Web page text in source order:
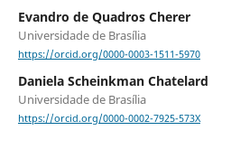
Evandro de Quadros Cherer
Universidade de Brasília
https://orcid.org/0000-0003-1511-5970
Daniela Scheinkman Chatelard
Universidade de Brasília
https://orcid.org/0000-0002-7925-573X